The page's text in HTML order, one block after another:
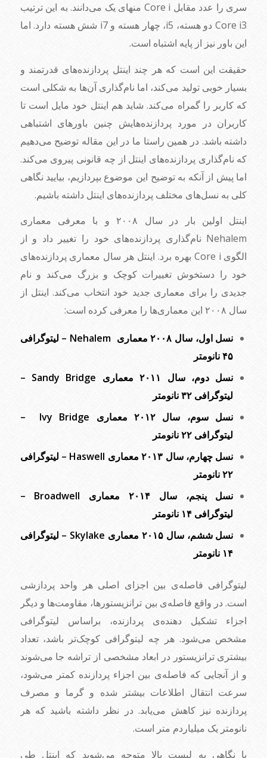
سری را عدد مقابل Core i منهای یک می‌دانند. به این ترتیب
Core i3 دو هسته، i5، چهار هسته و i7 شش هسته دارد. اما
این باور نیز از پایه اشتباه است.
حقیقت این است که هر چند اینتل پردازنده‌های قدرتمند و
بسیار خوبی تولید می‌کند، اما نام‌گذاری آن‌ها به شکلی است
که کاربر را گمراه می‌کند. شاید هم اینتل خود مایل است تا
کاربران در مورد پردازنده‌هایش چنین باورهای اشتباهی
داشته باشد. در همین راستا ما در این مقاله توضیح می‌دهیم
که نام‌گذاری پردازنده‌های اینتل از چه قانونی پیروی می‌کند.
اما پیش از آنکه به توضیح این موضوع بپردازیم، بیایید نگاهی
کلی به نسل‌های مختلف پردازنده‌های اینتل داشته باشیم.
اینتل اولین بار در سال ۲۰۰۸ و با معرفی معماری
Nehalem نام‌گذاری پردازنده‌های خود را تغییر داد و از
الگوی Core i بهره برد. اینتل هر سال معماری پردازنده‌های
خود را دستخوش تغییرات کوچک و بزرگ می‌کند و نام
جدیدی را برای معماری جدید خود انتخاب می‌کند. اینتل از
سال ۲۰۰۸ این معماری‌ها را معرفی کرده است:
نسل اول، سال ۲۰۰۸ معماری Nehalem – لیتوگرافی
۴۵ نانومتر
نسل دوم، سال ۲۰۱۱ معماری Sandy Bridge –
لیتوگرافی ۳۲ نانومتر
نسل سوم، سال ۲۰۱۲ معماری Ivy Bridge –
لیتوگرافی ۲۲ نانومتر
نسل چهارم، سال ۲۰۱۳ معماری Haswell – لیتوگرافی
۲۲ نانومتر
نسل پنجم، سال ۲۰۱۴ معماری Broadwell –
لیتوگرافی ۱۴ نانومتر
نسل ششم، سال ۲۰۱۵ معماری Skylake – لیتوگرافی
۱۴ نانومتر
لیتوگرافی فاصله‌ی بین اجزای اصلی هر واحد پردازشی
است. در واقع فاصله‌ی بین ترانزیستورها، مقاومت‌ها و دیگر
اجزاء تشکیل دهنده‌ی پردازنده، براساس لیتوگرافی
مشخص می‌شود. هر چه لیتوگرافی کوچک‌تر باشد، تعداد
بیشتری ترانزیستور در ابعاد مشخصی از تراشه جا می‌شوند
و از آنجایی که فاصله‌ی بین اجزاء پردازنده کمتر می‌شود،
سرعت انتقال اطلاعات بیشتر شده و گرما و مصرف
پردازنده نیز کاهش می‌یابد. در نظر داشته باشید که هر
نانومتر یک میلیاردم متر است.
با نگاهی به لیست بالا متوجه می‌شوید که اینتل طی